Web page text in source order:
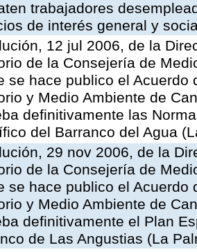
trabajadores
de interés general y
12 jul 2006, de la
de la Consejería de
se hace publico el
y Medio Ambiente de
definitivamente las
del Barranco del Agua
29 nov 2006, de la
de la Consejería de
se hace publico el
y Medio Ambiente de
definitivamente el Plan
de Las Angustias (La